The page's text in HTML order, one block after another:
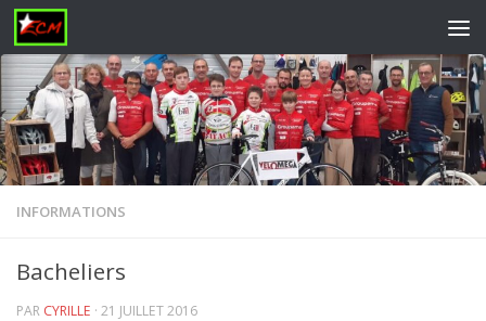
Skip to content
INFORMATIONS
Bacheliers
PAR CYRILLE · 21 JUILLET 2016